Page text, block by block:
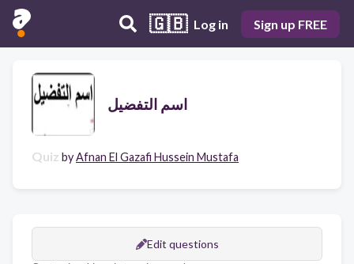
🇬🇧 Log in Sign up FREE
اسم التفضيل
Quiz byAfnan El Gazafi Hussein Mustafa
Edit questions